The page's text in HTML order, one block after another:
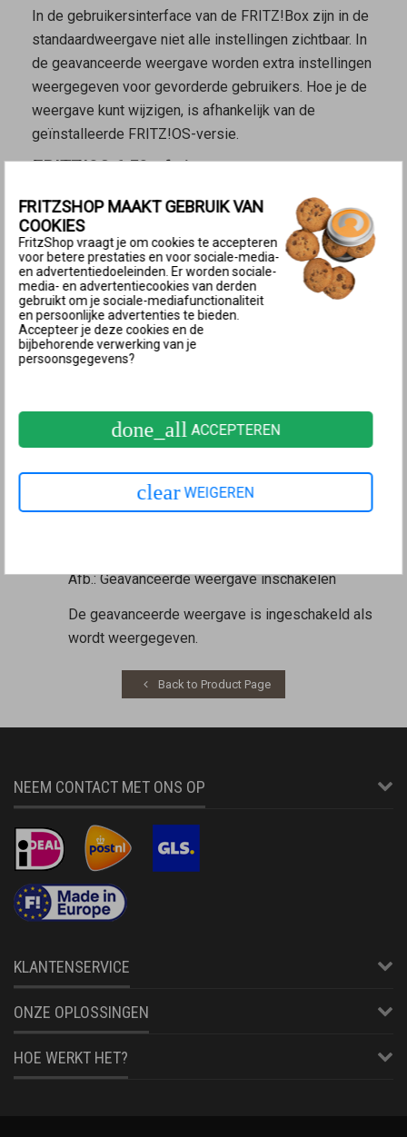
In de gebruikersinterface van de FRITZ!Box zijn in de
standaardweergave niet alle instellingen zichtbaar. In
de geavanceerde weergave worden extra instellingen
weergegeven voor gevorderde gebruikers. Hoe je de
weergave kunt wijzigen, is afhankelijk van de
geïnstalleerde FRITZ!OS-versie.
FRITZ!OS 6.50 of nieuwer
Open de gebruikersinterface van de FRITZ!Box
Klik rechtsboven aan de rand van de
gebruikersinterface op de menuknop met drie
puntjes.
Klik op de aan-uitschakelaarom de geavanceerde
weergave in te schakelen.
Afb.: Geavanceerde weergave inschakelen
wanneer de aan/uit-knop groen is.
gebruikersinterface van de FRITZ!Box
Klik op "View: Standard" in de onderste sectie van
Afb.: Geavanceerde weergave inschakelen
De geavanceerde weergave is ingeschakeld als
wordt weergegeven.
Back to Product Page
NEEM CONTACT MET ONS OP
KLANTENSERVICE
ONZE OPLOSSINGEN
HOE WERKT HET?
FRITZSHOP MAAKT GEBRUIK VAN
COOKIES
FritzShop vraagt je om cookies te accepteren
voor betere prestaties en voor sociale-media-
en advertentiedoeleinden. Er worden sociale-
media- en advertentiecookies van derden
gebruikt om je sociale-mediafunctionaliteit
en persoonlijke advertenties te bieden.
Accepteer je deze cookies en de
bijbehorende verwerking van je
persoonsgegevens?
done_all ACCEPTEREN
clear WEIGEREN